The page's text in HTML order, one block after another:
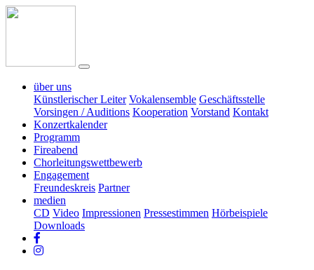
über uns
Künstlerischer Leiter Vokalensemble Geschäftsstelle
Vorsingen / Auditions Kooperation Vorstand Kontakt
Konzertkalender
Programm
Fireabend
Chorleitungswettbewerb
Engagement
Freundeskreis Partner
medien
CD Video Impressionen Pressestimmen Hörbeispiele
Downloads